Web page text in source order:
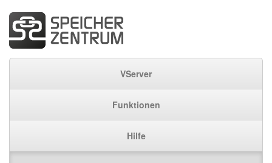
VServer
Funktionen
Hilfe